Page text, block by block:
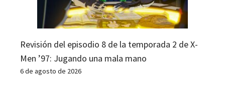
Revisión del episodio 8 de la temporada 2 de X-
Men ’97: Jugando una mala mano
6 de agosto de 2026